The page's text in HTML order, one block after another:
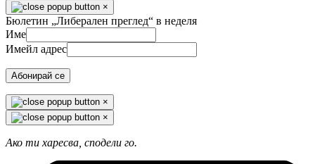
×
Бюлетин „Либерален преглед“ в неделя
Име
Имейл адрес
Абонирай се
×
×
Ако ти харесва, сподели го.